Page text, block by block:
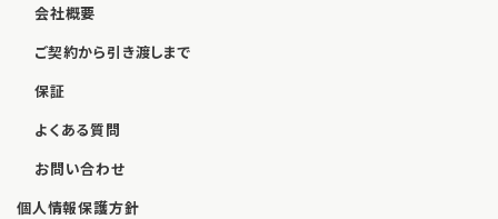
会社概要
ご契約から引き渡しまで
保証
よくある質問
お問い合わせ
個人情報保護方針